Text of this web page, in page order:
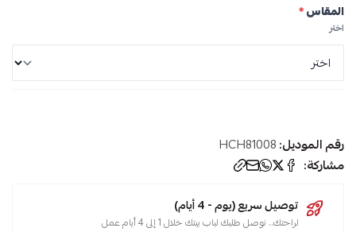
المقاس*
اختر
رقم الموديل:HCH81008
مشاركة:
توصيل سريع (يوم - 4 أيام)
لراحتك.. نوصل طلبك لباب بيتك خلال 1 إلى 4 أيام عمل